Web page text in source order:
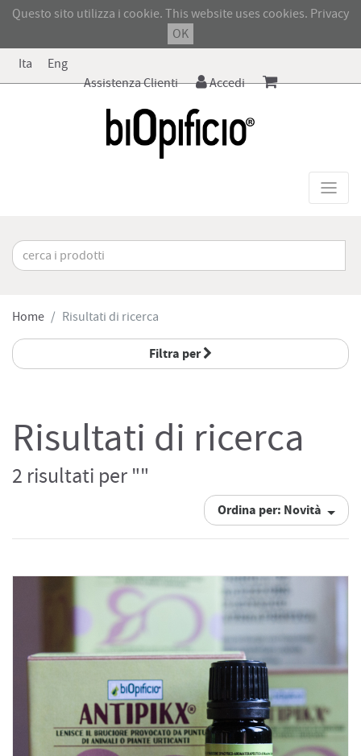
Questo sito utilizza i cookie. This website uses cookies. Privacy
OK
Ita
Eng
Assistenza Clienti
Accedi
Home Risultati di ricerca
Filtra per
Risultati di ricerca
2 risultati per ""
Ordina per: Novità